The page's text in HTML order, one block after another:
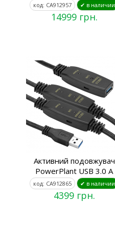
код: CA912957 ✔ в наличии
14999 грн.
Активний подовжувач
PowerPlant USB 3.0 A
код: CA912865 ✔ в наличии
4399 грн.